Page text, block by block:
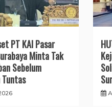
PT KAI Pasar
Minta Tak
Sebelum